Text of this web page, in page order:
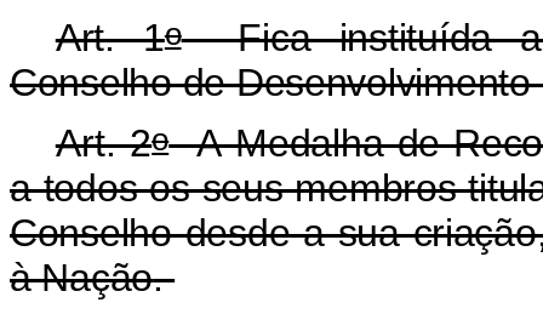
Art. 1oFica instituída a
Conselho de
Art. 2oAMedalha de
a todos os seus membros
Conselho desde a sua
à Nação.